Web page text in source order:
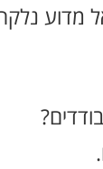
מדוע